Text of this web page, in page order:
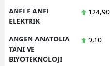
ANELE ANEL
ELEKTRIK
124,90
ANGEN ANATOLIA
TANI VE
BIYOTEKNOLOJI
9,10